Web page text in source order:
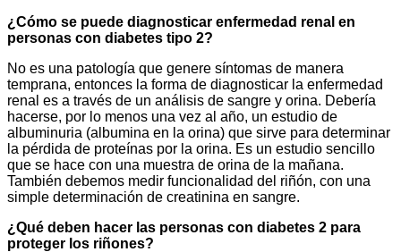
¿Cómo se puede diagnosticar enfermedad renal en
personas con diabetes tipo 2?
No es una patología que genere síntomas de manera
temprana, entonces la forma de diagnosticar la enfermedad
renal es a través de un análisis de sangre y orina. Debería
hacerse, por lo menos una vez al año, un estudio de
albuminuria (albumina en la orina) que sirve para determinar
la pérdida de proteínas por la orina. Es un estudio sencillo
que se hace con una muestra de orina de la mañana.
También debemos medir funcionalidad del riñón, con una
simple determinación de creatinina en sangre.
¿Qué deben hacer las personas con diabetes 2 para
proteger los riñones?